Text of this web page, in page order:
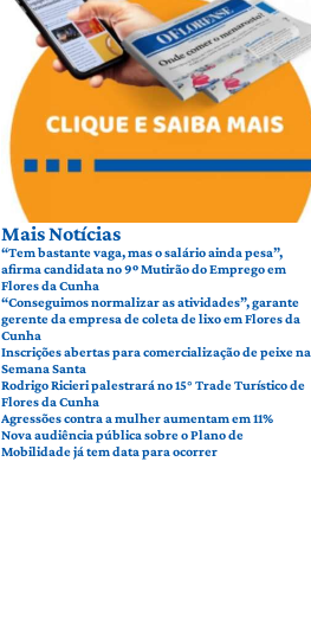
Mais Notícias
“Tem bastante vaga, mas o salário ainda pesa”,
afirma candidata no 9º Mutirão do Emprego em
Flores da Cunha
“Conseguimos normalizar as atividades”, garante
gerente da empresa de coleta de lixo em Flores da
Cunha
Inscrições abertas para comercialização de peixe na
Semana Santa
Rodrigo Ricieri palestrará no 15° Trade Turístico de
Flores da Cunha
Agressões contra a mulher aumentam em 11%
Nova audiência pública sobre o Plano de
Mobilidade já tem data para ocorrer